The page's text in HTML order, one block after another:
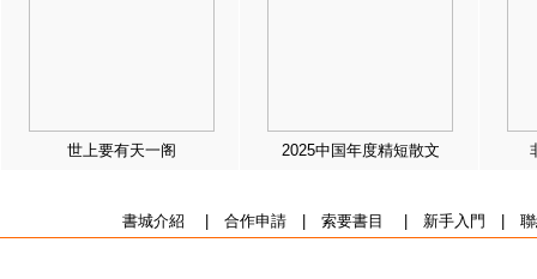
世上要有天一阁 2025中国年度精短散文
書城介紹 合作申請| 索要書目 新手入門